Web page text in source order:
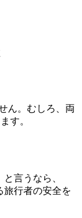
ん。むしろ、両
す。
言うなら、
旅行者の安全を